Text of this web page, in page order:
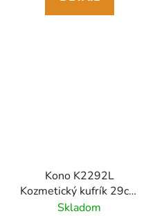
Kono K2292L
Kozmetický kufrík 29cm
Žltá ABS
Skladom